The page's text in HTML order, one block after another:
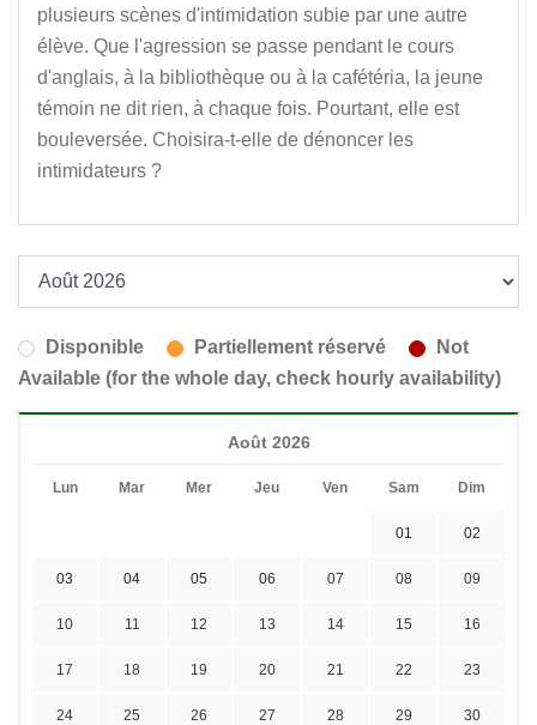
plusieurs scènes d'intimidation subie par une autre
élève. Que l'agression se passe pendant le cours
d'anglais, à la bibliothèque ou à la cafétéria, la jeune
témoin ne dit rien, à chaque fois. Pourtant, elle est
bouleversée. Choisira-t-elle de dénoncer les
intimidateurs ?
Disponible Partiellement réservé
Not
Available (for the whole day, check hourly availability)
Août 2026
Lun Mar Mer Jeu Ven Sam Dim
01 02
03 04 05 06 07 08 09
10 11 12 13 14 15 16
17 18 19 20 21 22 23
24 25 26 27 28 29 30